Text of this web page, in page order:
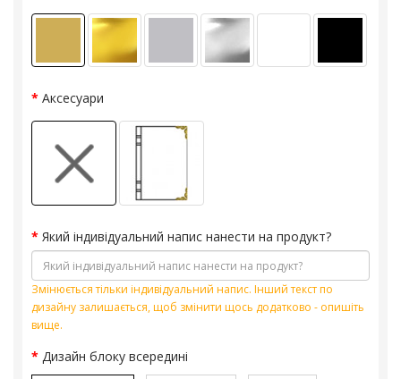
Аксесуари
Який індивідуальний напис нанести на продукт?
Змінюється тільки індивідуальний напис. Інший текст по
дизайну залишається, щоб змінити щось додатково - опишіть
вище.
Дизайн блоку всередині